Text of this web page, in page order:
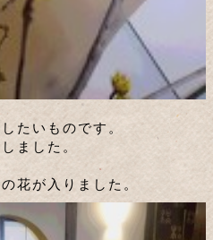
たいものです。
ました。
花が入りました。